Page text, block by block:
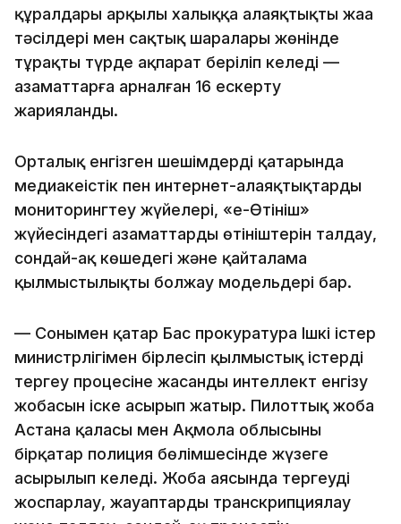
құралдары арқылы халыққа алаяқтықтың жаңа
тәсілдері мен сақтық шаралары жөнінде
тұрақты түрде ақпарат беріліп келеді —
азаматтарға арналған 16 ескерту
жарияланды.
Орталық енгізген шешімдердің қатарында
медиакеңістік пен интернет-алаяқтықтарды
мониторингтеу жүйелері, «e-Өтініш»
жүйесіндегі азаматтардың өтініштерін талдау,
сондай-ақ көшедегі және қайталама
қылмыстылықты болжау модельдері бар.
— Сонымен қатар Бас прокуратура Ішкі істер
министрлігімен бірлесіп қылмыстық істерді
тергеу процесіне жасанды интеллект енгізу
жобасын іске асырып жатыр. Пилоттық жоба
Астана қаласы мен Ақмола облысының
бірқатар полиция бөлімшесінде жүзеге
асырылып келеді. Жоба аясында тергеуді
жоспарлау, жауаптарды транскрипциялау